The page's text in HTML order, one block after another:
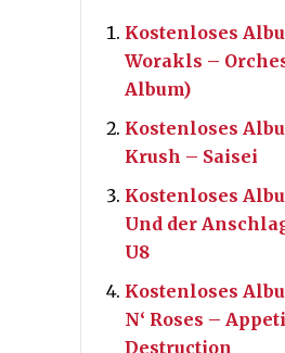
Kostenloses
Worakls –
Album)
Kostenloses
Krush – Saisei
Kostenloses
Und der
U8
Kostenloses
N‘ Roses –
Destruction